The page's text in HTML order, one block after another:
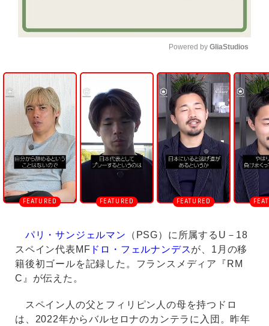
U
n
m
u
t
e
Powered by GliaStudios
パリ・サンジェルマン
（PSG）に所属するU－18
スペイン代表MF ドロ・フェルナンデスが、1月の移
籍後初ゴールを記録した。フランスメディア『RM
C』が伝えた。
スペイン人の父とフィリピン人の母を持つドロ
は、2022年からバルセロナのカンテラに入団。昨年